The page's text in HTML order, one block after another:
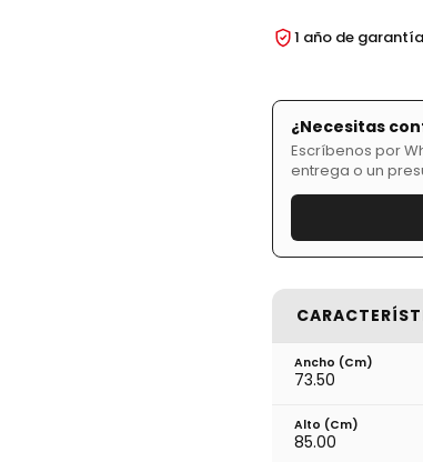
1 año de garantía
¿Necesitas
Escríbenos por
entrega o un
Ancho (cm)
73.50
Alto (cm)
85.00